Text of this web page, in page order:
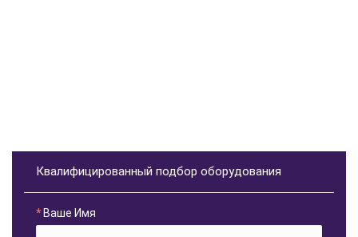
Квалифицированный подбор оборудования
Ваше Имя